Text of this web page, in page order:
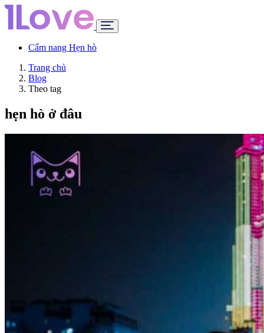
Cẩm nang Hẹn hò
Trang chủ
Blog
Theo tag
hẹn hò ở đâu